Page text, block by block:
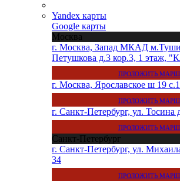
Yandex карты
Google карты
Москва
г. Москва, Запад МКАД
Петушкова д.3 кор.3, 1 этаж,
ПРОЛОЖИТЬ
г. Москва, Ярославское ш 19
ПРОЛОЖИТЬ
г. Санкт-Петербург, ул. Тосина
ПРОЛОЖИТЬ
Санкт-Петербург
г. Санкт-Петербург, ул.
34
ПРОЛОЖИТЬ